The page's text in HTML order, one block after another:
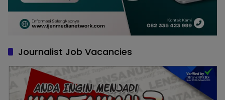
Journalist Job Vacancies